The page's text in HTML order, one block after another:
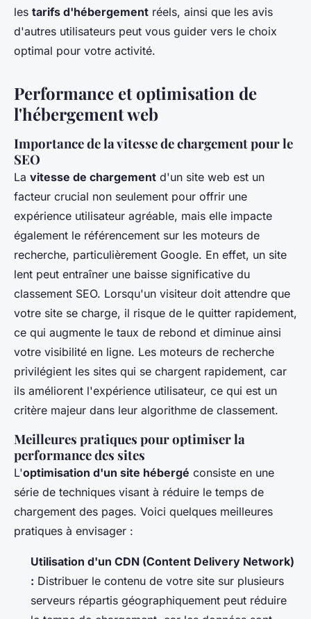
les tarifs d'hébergement réels, ainsi que les avis
d'autres utilisateurs peut vous guider vers le choix
optimal pour votre activité.
Performance et optimisation de
l'hébergement web
Importance de la vitesse de chargement pour le
SEO
La vitesse de chargement d'un site web est un
facteur crucial non seulement pour offrir une
expérience utilisateur agréable, mais elle impacte
également le référencement sur les moteurs de
recherche, particulièrement Google. En effet, un site
lent peut entraîner une baisse significative du
classement SEO. Lorsqu'un visiteur doit attendre que
votre site se charge, il risque de le quitter rapidement,
ce qui augmente le taux de rebond et diminue ainsi
votre visibilité en ligne. Les moteurs de recherche
privilégient les sites qui se chargent rapidement, car
ils améliorent l'expérience utilisateur, ce qui est un
critère majeur dans leur algorithme de classement.
Meilleures pratiques pour optimiser la
performance des sites
L'optimisation d'un site hébergé consiste en une
série de techniques visant à réduire le temps de
chargement des pages. Voici quelques meilleures
pratiques à envisager :
Utilisation d'un CDN (Content Delivery Network)
: Distribuer le contenu de votre site sur plusieurs
serveurs répartis géographiquement peut réduire